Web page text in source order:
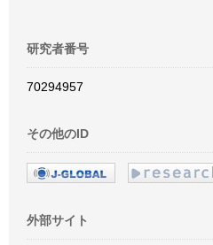
研究者番号
70294957
その他のID
外部サイト